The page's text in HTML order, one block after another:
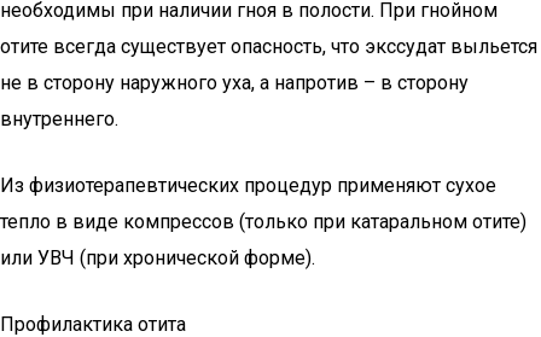
необходимы при наличии гноя в полости. При гнойном
отите всегда существует опасность, что экссудат выльется
не в сторону наружного уха, а напротив – в сторону
внутреннего.
Из физиотерапевтических процедур применяют сухое
тепло в виде компрессов (только при катаральном отите)
или УВЧ (при хронической форме).
Профилактика отита